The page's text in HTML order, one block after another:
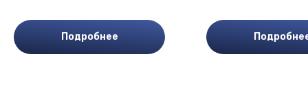
Подробнее